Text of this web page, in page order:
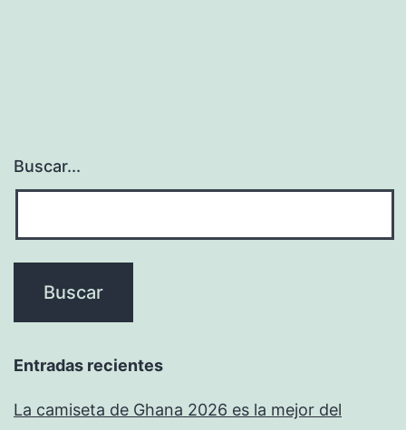
Buscar...
Entradas recientes
La camiseta de Ghana 2026 es la mejor del